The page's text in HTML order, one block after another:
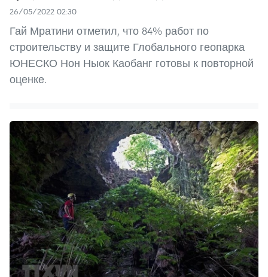
26/05/2022 02:30
Гай Мратини отметил, что 84% работ по
строительству и защите Глобального геопарка
ЮНЕСКО Нон Ныок Каобанг готовы к повторной
оценке.